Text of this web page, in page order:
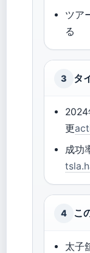
ツア
る
3 タ
2024
更
成功
4 こ
太子